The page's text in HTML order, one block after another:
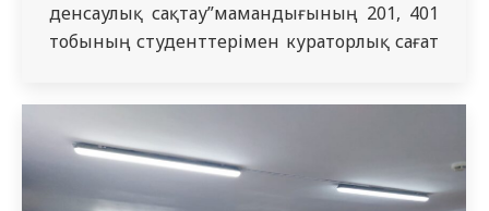
денсаулық сақтау”мамандығының 201, 401
тобының студенттерімен кураторлық сағат
“Әділ Қазақстанның экономикалық
бағыты”мәселелері бойынша Жолдауы”